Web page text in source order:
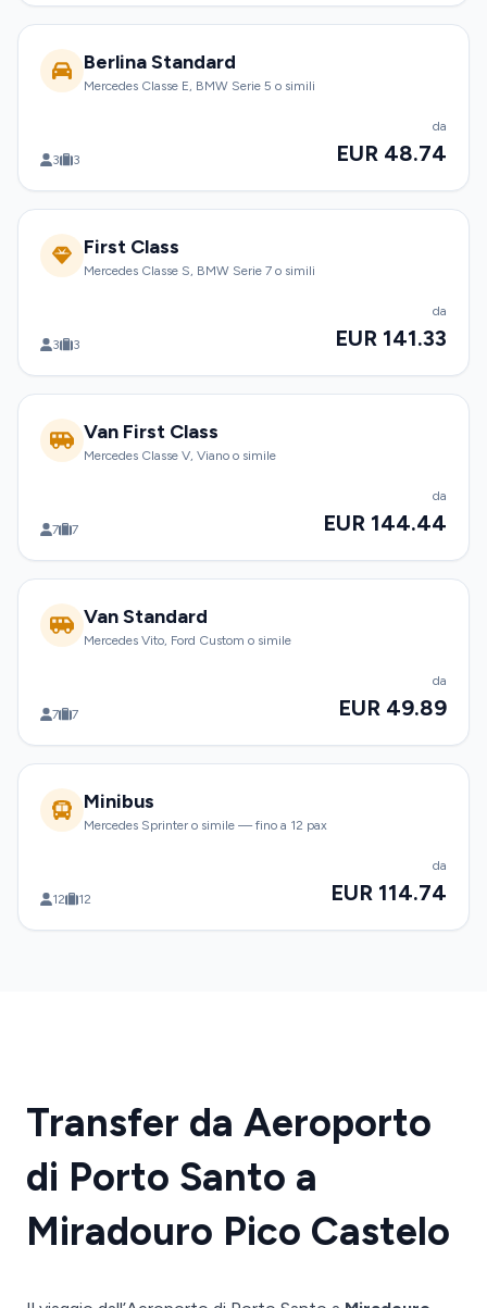
Berlina Standard
Mercedes Classe E, BMW Serie 5 o simili
3 3
da
EUR 48.74
First Class
Mercedes Classe S, BMW Serie 7 o simili
3 3
da
EUR 141.33
Van First Class
Mercedes Classe V, Viano o simile
7 7
da
EUR 144.44
Van Standard
Mercedes Vito, Ford Custom o simile
7 7
da
EUR 49.89
Minibus
Mercedes Sprinter o simile — fino a 12 pax
12 12
da
EUR 114.74
Transfer da Aeroporto
di Porto Santo a
Miradouro Pico Castelo